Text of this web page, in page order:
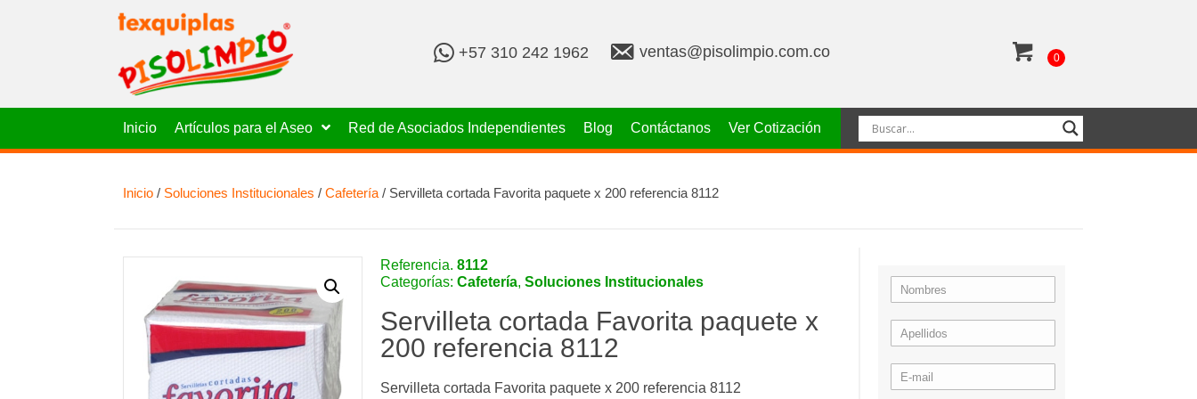
+
0
2
1
+57 310 242 1962
v
e
s
@
s
p
o
.
m
ventas@pisolimpio.com.co 0
Inicio Artículos para el Aseo Red de Asociados Independientes Blog Contáctanos Ver Cotización
Inicio/ Soluciones Institucionales / Cafetería/ Servilleta cortada Favorita paquete x 200 referencia 8112
Referencia. 8112
Categorías: Cafetería, Soluciones Institucionales
Servilleta cortada Favorita paquete x
200 referencia 8112
Servilleta cortada Favorita paquete x 200 referencia 8112